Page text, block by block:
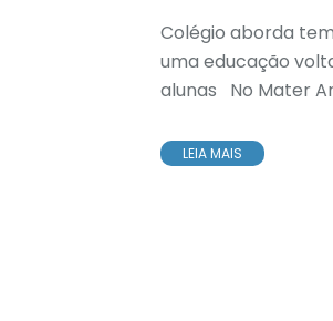
Colégio aborda
uma educação
alunas No Mater
LEIA MAIS